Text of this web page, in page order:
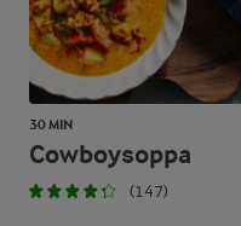
30 MIN
Cowboysoppa
(147)